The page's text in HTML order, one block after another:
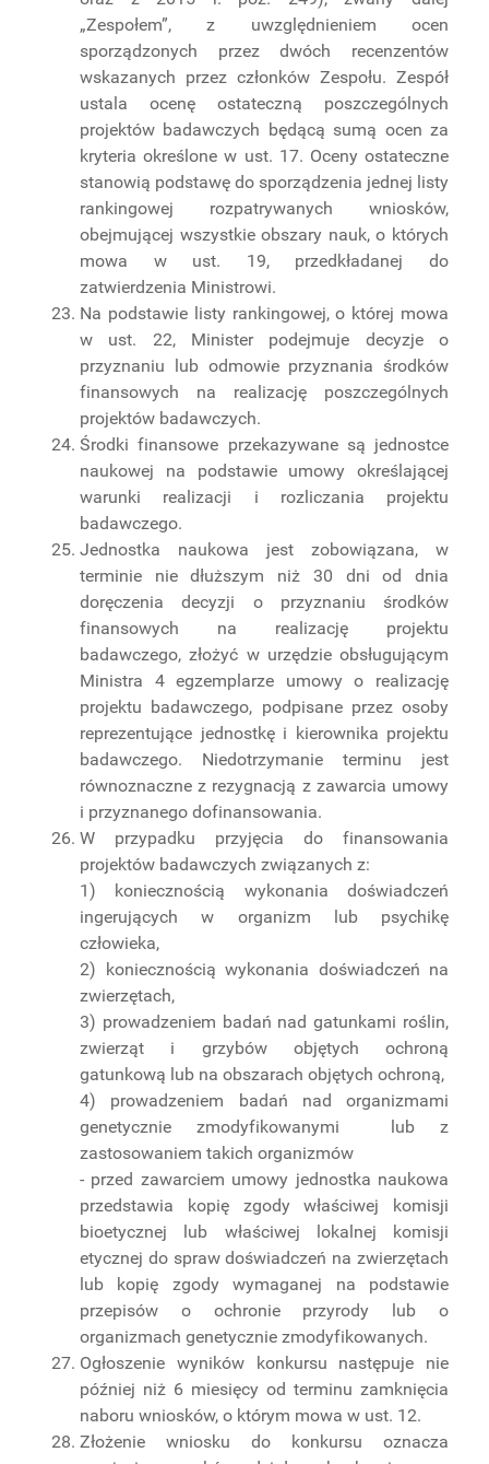
„Zespołem”, z uwzględnieniem ocen
sporządzonych przez dwóch recenzentów
wskazanych przez członków Zespołu. Zespół
ustala ocenę ostateczną poszczególnych
projektów badawczych będącą sumą ocen za
kryteria określone w ust. 17. Oceny ostateczne
stanowią podstawę do sporządzenia jednej listy
rankingowej rozpatrywanych wniosków,
obejmującej wszystkie obszary nauk, o których
mowa w ust. 19, przedkładanej do
zatwierdzenia Ministrowi.
Na podstawie listy rankingowej, o której mowa
w ust. 22, Minister podejmuje decyzje o
przyznaniu lub odmowie przyznania środków
finansowych na realizację poszczególnych
projektów badawczych.
Środki finansowe przekazywane są jednostce
naukowej na podstawie umowy określającej
warunki realizacji i rozliczania projektu
badawczego.
Jednostka naukowa jest zobowiązana, w
terminie nie dłuższym niż 30 dni od dnia
doręczenia decyzji o przyznaniu środków
finansowych na realizację projektu
badawczego, złożyć w urzędzie obsługującym
Ministra 4 egzemplarze umowy o realizację
projektu badawczego, podpisane przez osoby
reprezentujące jednostkę i kierownika projektu
badawczego. Niedotrzymanie terminu jest
równoznaczne z rezygnacją z zawarcia umowy
i przyznanego dofinansowania.
W przypadku przyjęcia do finansowania
projektów badawczych związanych z:
1) koniecznością wykonania doświadczeń
ingerujących w organizm lub psychikę
człowieka,
2) koniecznością wykonania doświadczeń na
zwierzętach,
3) prowadzeniem badań nad gatunkami roślin,
zwierząt i grzybów objętych ochroną
gatunkową lub na obszarach objętych ochroną,
4) prowadzeniem badań nad organizmami
genetycznie zmodyfikowanymi lub z
zastosowaniem takich organizmów
- przed zawarciem umowy jednostka naukowa
przedstawia kopię zgody właściwej komisji
bioetycznej lub właściwej lokalnej komisji
etycznej do spraw doświadczeń na zwierzętach
lub kopię zgody wymaganej na podstawie
przepisów o ochronie przyrody lub o
organizmach genetycznie zmodyfikowanych.
Ogłoszenie wyników konkursu następuje nie
później niż 6 miesięcy od terminu zamknięcia
naboru wniosków, o którym mowa w ust. 12.
Złożenie wniosku do konkursu oznacza